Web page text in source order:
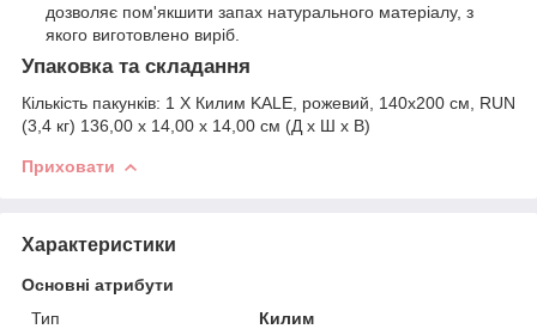
дозволяє пом'якшити запах натурального матеріалу, з
якого виготовлено виріб.
Упаковка та складання
Кількість пакунків: 1 X Килим KALE, рожевий, 140x200 см, RUN
(3,4 кг) 136,00 x 14,00 x 14,00 см (Д x Ш x В)
Приховати
Характеристики
Основні атрибути
Тип
Килим